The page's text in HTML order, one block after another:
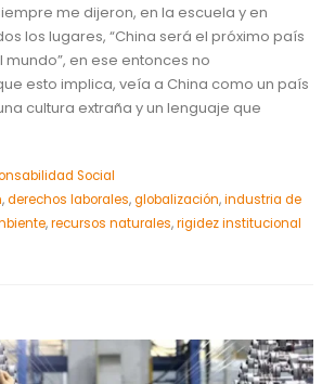
me dijeron, en la escuela y en
los lugares, “China será el próximo país
en ese entonces no
esto implica, veía a China como un país
cultura extraña y un lenguaje que
Social
,derechos laborales,globalización,industria de
,recursos naturales,rigidez institucional